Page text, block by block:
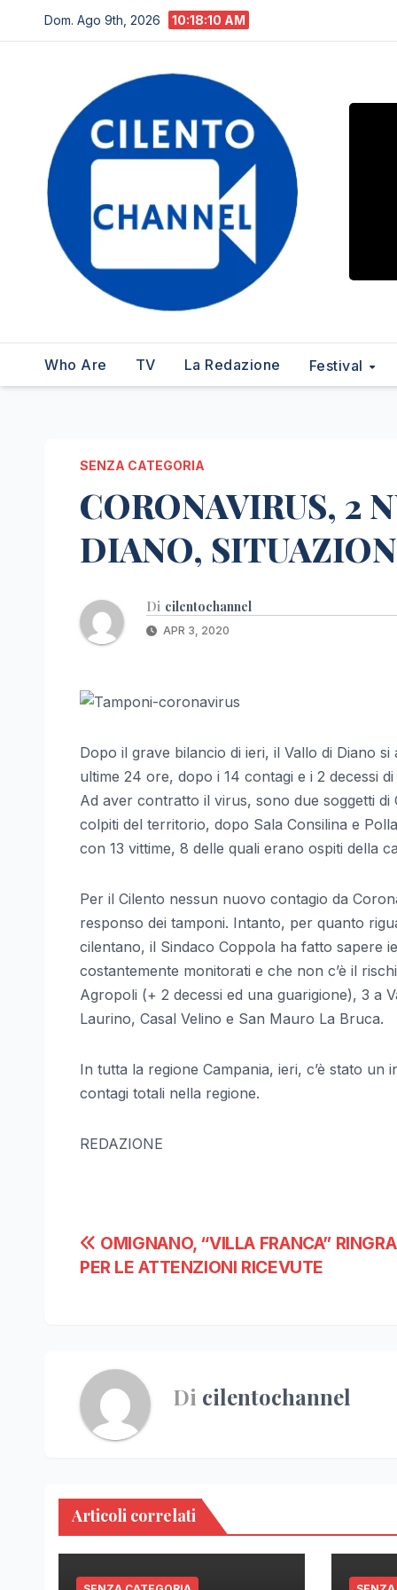
al
Dom. Ago 9th, 2026 10:18:11 AM
Who Are TV La Redazione Festival
SENZA CATEGORIA
CORONAVIRUS, 2
DIANO,
Di cilentochannel
APR 3, 2020
Dopo il grave bilancio di ieri, il Vallo di Diano
ultime 24 ore, dopo i 14 contagi e i 2 decessi
Ad aver contratto il virus, sono due soggetti di
colpiti del territorio, dopo Sala Consilina e
con 13 vittime, 8 delle quali erano ospiti della
Per il Cilento nessun nuovo contagio da
responso dei tamponi. Intanto, per quanto
cilentano, il Sindaco Coppola ha fatto sapere
costantemente monitorati e che non c’è il
Agropoli (+ 2 decessi ed una guarigione), 3 a
Laurino, Casal Velino e San Mauro La Bruca.
In tutta la regione Campania, ieri, c’è stato un
contagi totali nella regione.
REDAZIONE
Navigazione
articoli
OMIGNANO, “VILLA FRANCA”
PER LE ATTENZIONI RICEVUTE
Di cilentochannel
Articoli correlati